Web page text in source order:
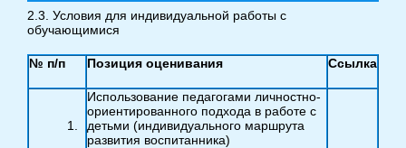
2.3. Условия для индивидуальной работы с
обучающимися
№ п/п Позиция оценивания Ссылка
Использование педагогами личностно-
ориентированного подхода в работе с
детьми (индивидуального маршрута
развития воспитанника)